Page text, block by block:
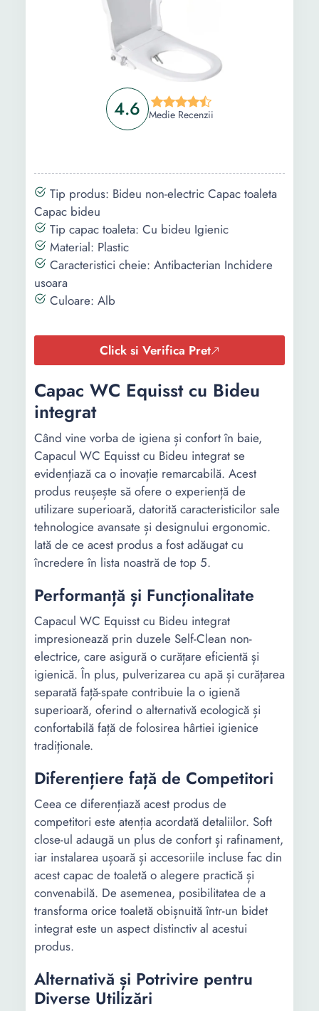
4.6 Medie Recenzii
Tip produs: Bideu non-electric Capac toaleta
Capac bideu
Tip capac toaleta: Cu bideu Igienic
Material: Plastic
Caracteristici cheie: Antibacterian Inchidere
usoara
Culoare: Alb
Click si Verifica Pret
Capac WC Equisst cu Bideu
integrat
Când vine vorba de igiena și confort în baie,
Capacul WC Equisst cu Bideu integrat se
evidențiază ca o inovație remarcabilă. Acest
produs reușește să ofere o experiență de
utilizare superioară, datorită caracteristicilor sale
tehnologice avansate și designului ergonomic.
Iată de ce acest produs a fost adăugat cu
încredere în lista noastră de top 5.
Performanță și Funcționalitate
Capacul WC Equisst cu Bideu integrat
impresionează prin duzele Self-Clean non-
electrice, care asigură o curățare eficientă și
igienică. În plus, pulverizarea cu apă și curățarea
separată față-spate contribuie la o igienă
superioară, oferind o alternativă ecologică și
confortabilă față de folosirea hârtiei igienice
tradiționale.
Diferențiere față de Competitori
Ceea ce diferențiază acest produs de
competitori este atenția acordată detaliilor. Soft
close-ul adaugă un plus de confort și rafinament,
iar instalarea ușoară și accesoriile incluse fac din
acest capac de toaletă o alegere practică și
convenabilă. De asemenea, posibilitatea de a
transforma orice toaletă obișnuită într-un bidet
integrat este un aspect distinctiv al acestui
produs.
Alternativă și Potrivire pentru
Diverse Utilizări